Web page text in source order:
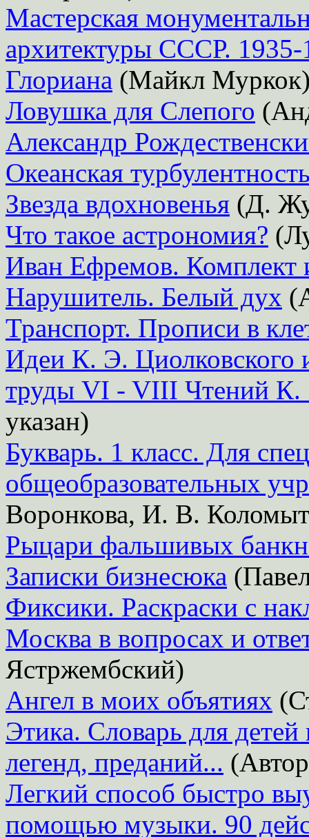
Мастерская
архитектуры СССР. 1935-
Глориана (Майкл
Ловушка для Слепого
Александр
Океанская
Звезда вдохновенья (Д.
Что такое астрономия?
Иван Ефремов. Комплект
Нарушитель. Белый дух
Транспорт. Прописи в
Идеи К. Э. Циолковского
труды VI - VIII Чтений К.
указан)
Букварь. 1 класс. Для
общеобразовательных
Воронкова, И. В.
Рыцари фальшивых
Записки бизнесюка
Фиксики. Раскраски с
Москва в вопросах и
Ястржембский)
Ангел в моих объятиях
Этика. Словарь для
легенд, преданий...
Легкий способ быстро
помощью музыки. 90